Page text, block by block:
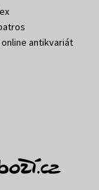
antikvariát